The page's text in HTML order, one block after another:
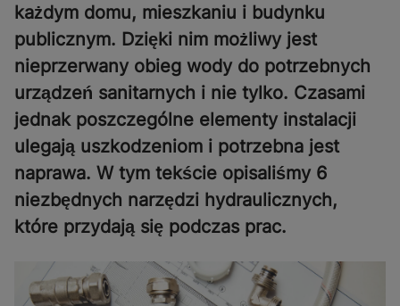
każdym domu, mieszkaniu i budynku
publicznym. Dzięki nim możliwy jest
nieprzerwany obieg wody do potrzebnych
urządzeń sanitarnych i nie tylko. Czasami
jednak poszczególne elementy instalacji
ulegają uszkodzeniom i potrzebna jest
naprawa. W tym tekście opisaliśmy 6
niezbędnych narzędzi hydraulicznych,
które przydają się podczas prac.